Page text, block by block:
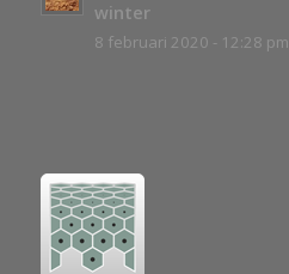
winter
8 februari 2020 - 12:28 pm